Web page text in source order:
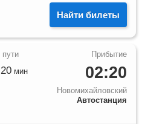
Найти билеты
02:20
Новомихайловский
Автостанция
20 мин